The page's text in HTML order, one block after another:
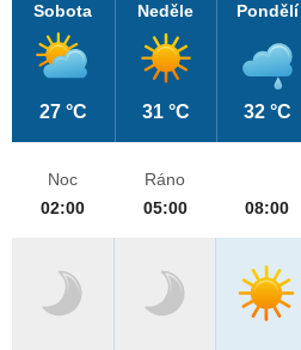
Sobota
27 °C
Neděle
31 °C
Pondělí
32 °C
Noc
02:00
Ráno
05:00
08:00